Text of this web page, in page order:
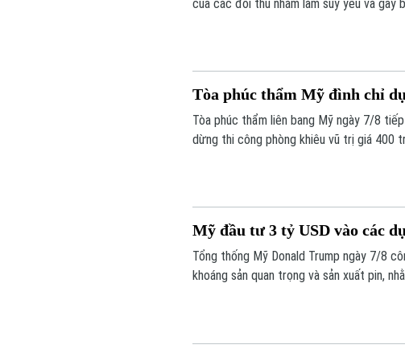
của các đối thủ nhằm làm suy yếu và
Tòa phúc thẩm Mỹ đình chỉ
Tòa phúc thẩm liên bang Mỹ ngày 7/8
dừng thi công phòng khiêu vũ trị giá 400
Mỹ đầu tư 3 tỷ USD vào các
Tổng thống Mỹ Donald Trump ngày 7/8
khoáng sản quan trọng và sản xuất pin,